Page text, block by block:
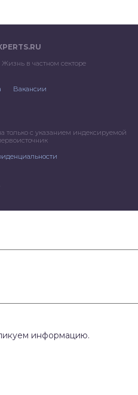
Жизнь в частном секторе
Вакансии
только с указанием индексируемой
информацию.